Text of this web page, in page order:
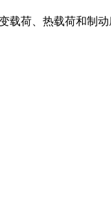
载荷、热载荷和制动